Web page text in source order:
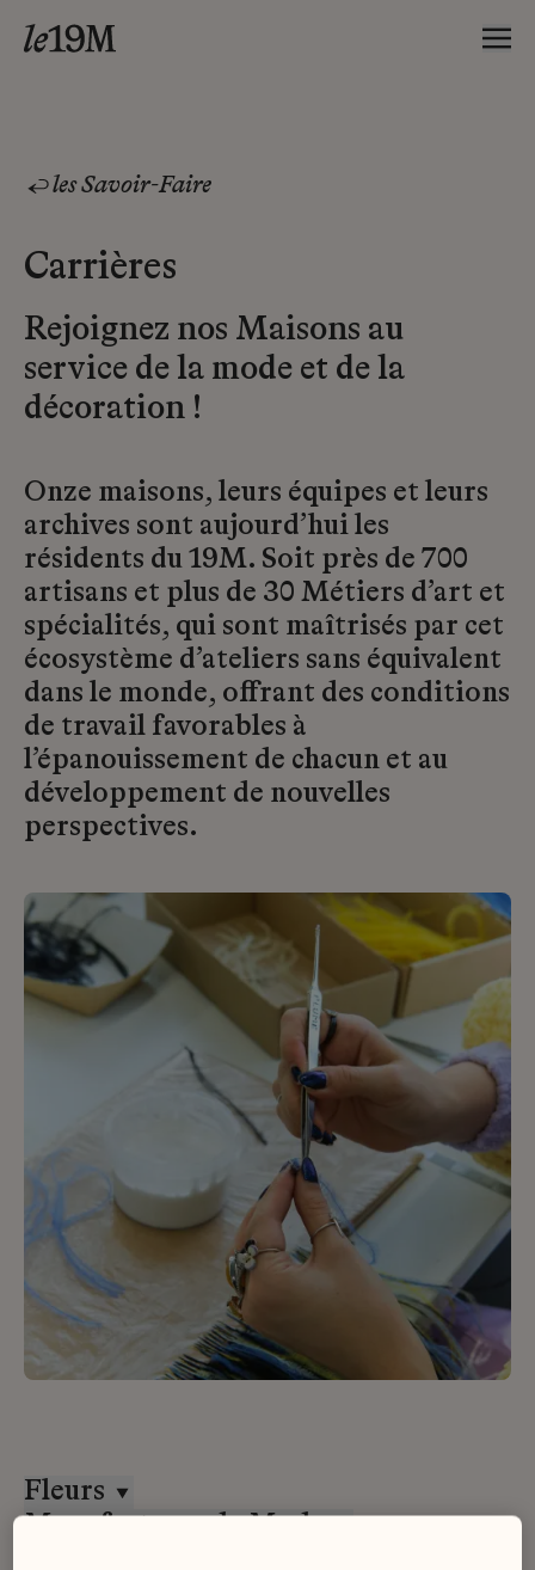
les Savoir-Faire
Carrières
Rejoignez nos Maisons au
service de la mode et de la
décoration !
Onze maisons, leurs équipes et leurs
archives sont aujourd’hui les
résidents du 19M. Soit près de 700
artisans et plus de 30 Métiers d’art et
spécialités, qui sont maîtrisés par cet
écosystème d’ateliers sans équivalent
dans le monde, offrant des conditions
de travail favorables à
l’épanouissement de chacun et au
développement de nouvelles
perspectives.
Fleurs
Manufactures de Mode